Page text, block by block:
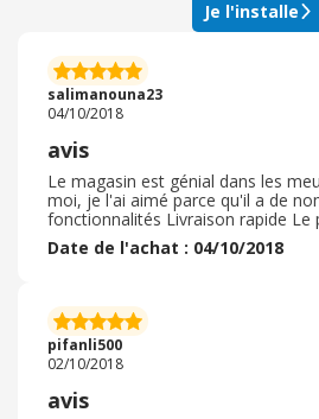
Je l'installe
salimanouna23
04/10/2018
avis
Le magasin est génial dans les
moi, je l'ai aimé parce qu'il a de
fonctionnalités Livraison rapide Le
convenable, je vous conseille d'y
bonne chance à tous car vous ne
impressionné et j'espère que vous
contuni tout léqpe de ce magazan :)
Date de l'achat : 04/10/2018
pifanli500
02/10/2018
avis